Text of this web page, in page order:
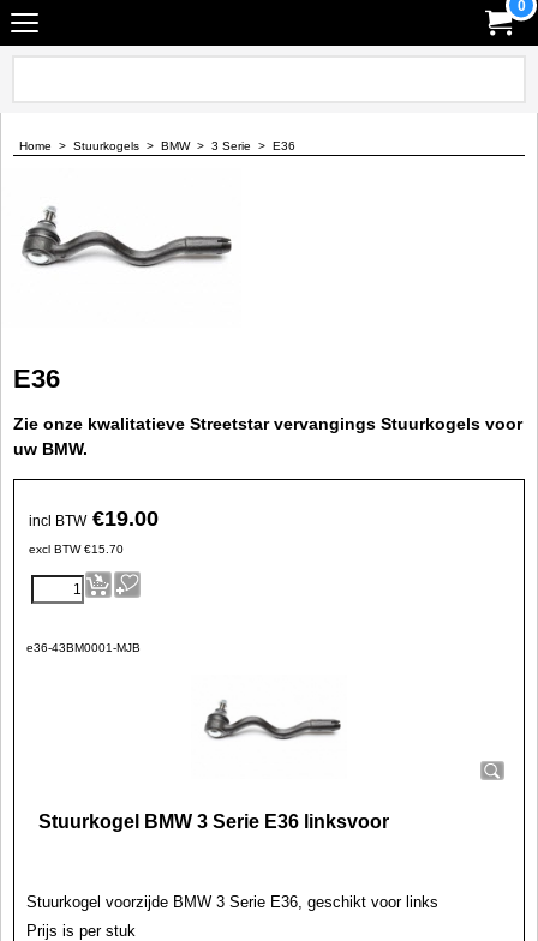
0
Home > Stuurkogels > BMW> 3 Serie > E36
E36
Zie onze kwalitatieve Streetstar vervangings Stuurkogels voor
uw BMW.
incl BTW €19.00
excl BTW €15.70
e36-43BM0001-MJB
Stuurkogel BMW 3 Serie E36 linksvoor
Stuurkogel voorzijde BMW 3 Serie E36, geschikt voor links
Prijs is per stuk